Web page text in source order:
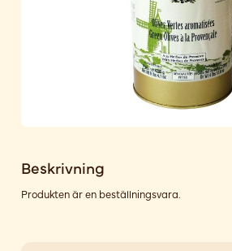
Beskrivning
Produkten är en beställningsvara.